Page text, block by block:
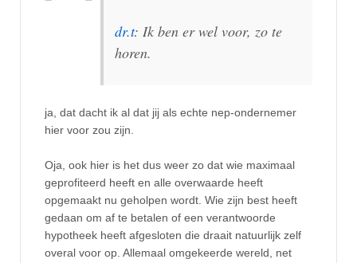
dr.t: Ik ben er wel voor, zo te
horen.
ja, dat dacht ik al dat jij als echte nep-ondernemer
hier voor zou zijn.
Oja, ook hier is het dus weer zo dat wie maximaal
geprofiteerd heeft en alle overwaarde heeft
opgemaakt nu geholpen wordt. Wie zijn best heeft
gedaan om af te betalen of een verantwoorde
hypotheek heeft afgesloten die draait natuurlijk zelf
overal voor op. Allemaal omgekeerde wereld, net